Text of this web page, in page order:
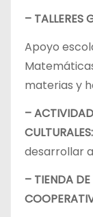
– TALLERES
Apoyo
materias y
–
CULTURALES:
desarrollar
– TIENDA